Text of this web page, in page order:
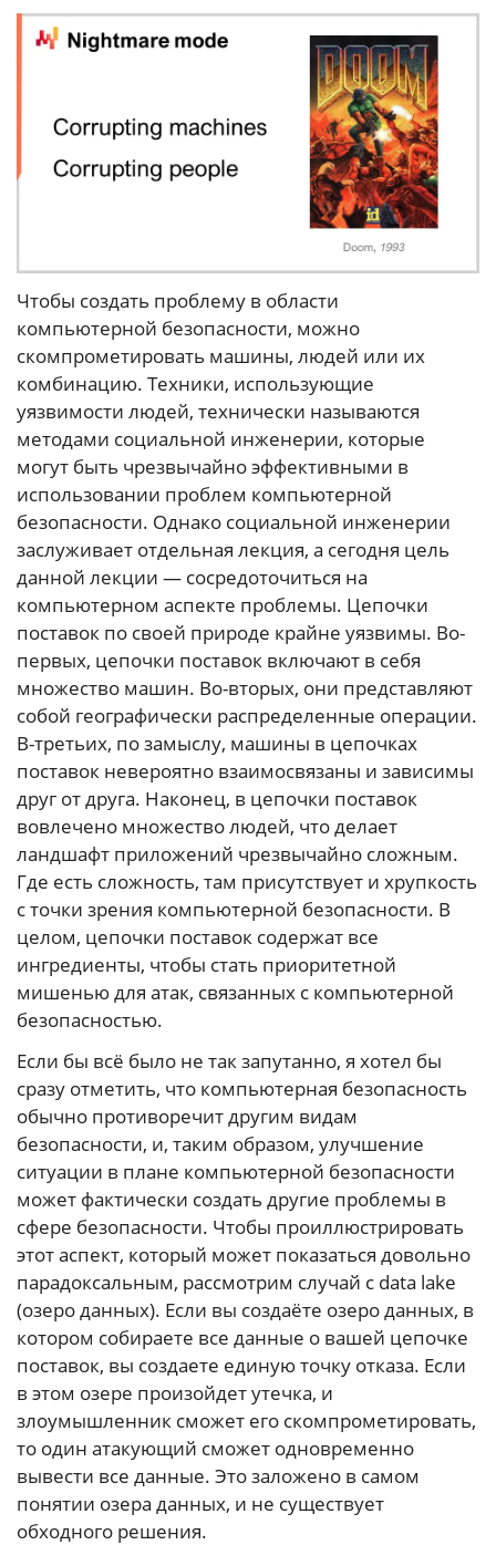
Чтобы создать проблему в области
компьютерной безопасности, можно
скомпрометировать машины, людей или их
комбинацию. Техники, использующие
уязвимости людей, технически называются
методами социальной инженерии, которые
могут быть чрезвычайно эффективными в
использовании проблем компьютерной
безопасности. Однако социальной инженерии
заслуживает отдельная лекция, а сегодня цель
данной лекции — сосредоточиться на
компьютерном аспекте проблемы. Цепочки
поставок по своей природе крайне уязвимы. Во-
первых, цепочки поставок включают в себя
множество машин. Во-вторых, они представляют
собой географически распределенные операции.
В-третьих, по замыслу, машины в цепочках
поставок невероятно взаимосвязаны и зависимы
друг от друга. Наконец, в цепочки поставок
вовлечено множество людей, что делает
ландшафт приложений чрезвычайно сложным.
Где есть сложность, там присутствует и хрупкость
с точки зрения компьютерной безопасности. В
целом, цепочки поставок содержат все
ингредиенты, чтобы стать приоритетной
мишенью для атак, связанных с компьютерной
безопасностью.
Если бы всё было не так запутанно, я хотел бы
сразу отметить, что компьютерная безопасность
обычно противоречит другим видам
безопасности, и, таким образом, улучшение
ситуации в плане компьютерной безопасности
может фактически создать другие проблемы в
сфере безопасности. Чтобы проиллюстрировать
этот аспект, который может показаться довольно
парадоксальным, рассмотрим случай с data lake
(озеро данных). Если вы создаёте озеро данных, в
котором собираете все данные о вашей цепочке
поставок, вы создаете единую точку отказа. Если
в этом озере произойдет утечка, и
злоумышленник сможет его скомпрометировать,
то один атакующий сможет одновременно
вывести все данные. Это заложено в самом
понятии озера данных, и не существует
обходного решения.